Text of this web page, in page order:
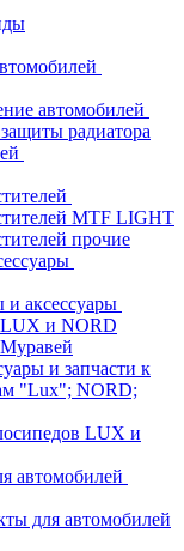
автомобилей
радиатора
MTF LIGHT
прочие
аксессуары
LUX и NORD
и запчасти к
"Lux"; NORD;
LUX и
автомобилей
для автомобилей